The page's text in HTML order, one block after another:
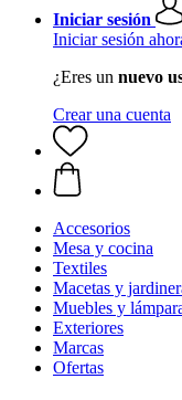
Iniciar sesión
Iniciar sesión
¿Eres un nuevo
Crear una cuenta
Accesorios
Mesa y cocina
Textiles
Macetas y
Muebles y
Exteriores
Marcas
Ofertas